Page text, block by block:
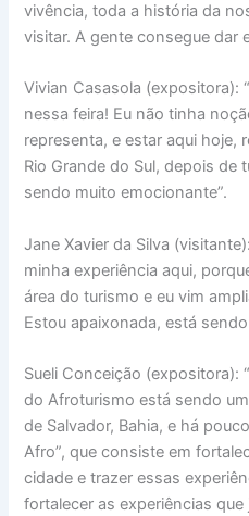
vivência, toda a história da
visitar. A gente consegue dar
Vivian Casasola (expositora):
nessa feira! Eu não tinha
representa, e estar aqui hoje,
Rio Grande do Sul, depois de
sendo muito emocionante”.
Jane Xavier da Silva
minha experiência aqui,
área do turismo e eu vim
Estou apaixonada, está
Sueli Conceição (expositora):
do Afroturismo está sendo
de Salvador, Bahia, e há
Afro”, que consiste em
cidade e trazer essas
fortalecer as experiências